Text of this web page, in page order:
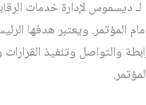
لـ ديسموس لإدارة خدمات
المؤتمر. ويعتبر هدفها
والتواصل وتنفيذ